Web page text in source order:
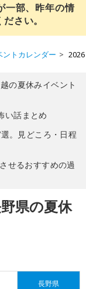
一部、昨年の情
さい。
ントカレンダー
の夏休みイベント
い話まとめ
。見どころ・日程
せるおすすめの過
県の夏休
長野県